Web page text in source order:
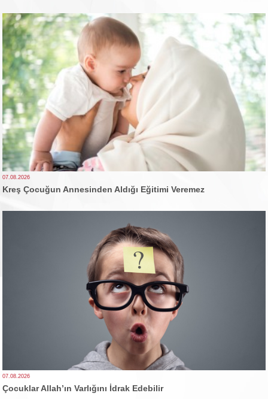
07.08.2026
Kreş Çocuğun Annesinden Aldığı Eğitimi Veremez
07.08.2026
Çocuklar Allah’ın Varlığını İdrak Edebilir